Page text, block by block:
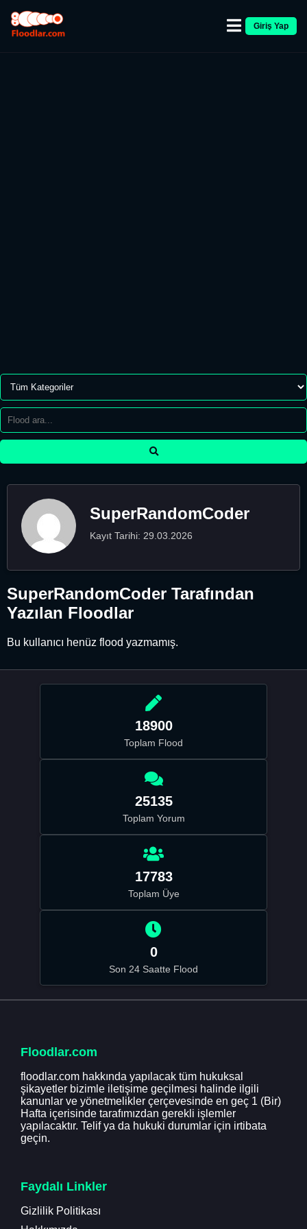
Giriş Yap
SuperRandomCoder
Kayıt Tarihi: 29.03.2026
SuperRandomCoder Tarafından
Yazılan Floodlar
Bu kullanıcı henüz flood yazmamış.
18900
Toplam Flood
25135
Toplam Yorum
17783
Toplam Üye
0
Son 24 Saatte Flood
Floodlar.com
floodlar.com hakkında yapılacak tüm hukuksal
şikayetler bizimle iletişime geçilmesi halinde ilgili
kanunlar ve yönetmelikler çerçevesinde en geç 1 (Bir)
Hafta içerisinde tarafımızdan gerekli işlemler
yapılacaktır. Telif ya da hukuki durumlar için irtibata
geçin.
Faydalı Linkler
Gizlilik Politikası